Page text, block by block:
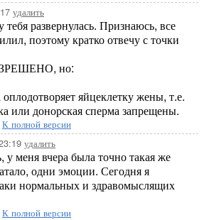
удалить
развернулась. Признаюсь, все
поэтому кратко отвечу с точки
но:
яйцеклетку жены, т.е.
или донорская сперма запрещены.
К полной версии
удалить
у меня вчера была точно такая же
одни эмоции. Сегодня я
нормальных и здравомыслящих
К полной версии